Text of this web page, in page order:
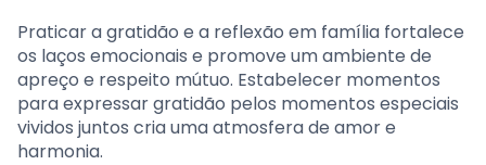
Praticar a gratidão e a reflexão em família fortalece
os laços emocionais e promove um ambiente de
apreço e respeito mútuo. Estabelecer momentos
para expressar gratidão pelos momentos especiais
vividos juntos cria uma atmosfera de amor e
harmonia.